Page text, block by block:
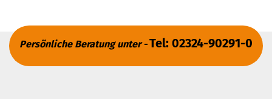
Persönliche Beratung unter -Tel: 02324-90291-0